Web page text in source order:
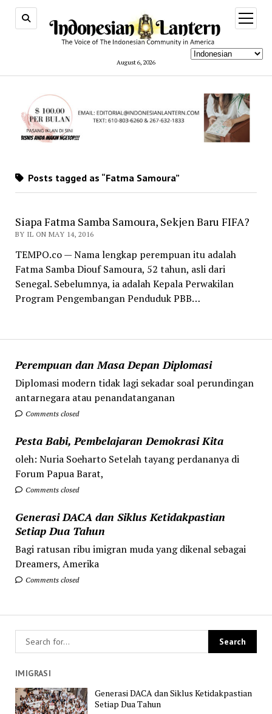
August 6, 2026
open
menu
Perempuan dan Masa Depan Diplomasi
Diplomasi modern tidak lagi sekadar soal perundingan
antarnegara atau penandatanganan
Comments closed
Pesta Babi, Pembelajaran Demokrasi Kita
oleh: Nuria Soeharto Setelah tayang perdananya di
Forum Papua Barat,
Comments closed
Generasi DACA dan Siklus Ketidakpastian
Setiap Dua Tahun
Bagi ratusan ribu imigran muda yang dikenal sebagai
Dreamers, Amerika
Comments closed
Posts tagged as “Fatma Samoura”
Siapa Fatma Samba Samoura, Sekjen Baru FIFA?
BY IL ON MAY 14, 2016
TEMPO.co — Nama lengkap perempuan itu adalah
Fatma Samba Diouf Samoura, 52 tahun, asli dari
Senegal. Sebelumnya, ia adalah Kepala Perwakilan
Program Pengembangan Penduduk PBB…
IMIGRASI
Generasi DACA dan Siklus Ketidakpastian
Setiap Dua Tahun